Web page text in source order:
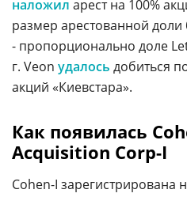
наложил арест на 100%
размер арестованной
- пропорционально доле
г. Veon удалось добиться
акций «Киевстара».
Как появилась
Acquisition Corp-I
Cohen-I зарегистрирована